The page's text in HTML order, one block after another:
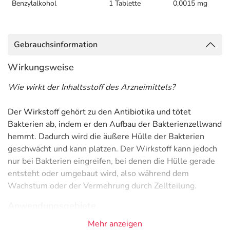
Benzylalkohol 1 Tablette 0,0015 mg
Gebrauchsinformation
Wirkungsweise
Wie wirkt der Inhaltsstoff des Arzneimittels?
Der Wirkstoff gehört zu den Antibiotika und tötet
Bakterien ab, indem er den Aufbau der Bakterienzellwand
hemmt. Dadurch wird die äußere Hülle der Bakterien
geschwächt und kann platzen. Der Wirkstoff kann jedoch
nur bei Bakterien eingreifen, bei denen die Hülle gerade
entsteht oder umgebaut wird, also während dem
Wachstum oder der Vermehrung durch Zellteilung.
- Nasennebenhöhlenentzündung (Sinusitis)
Mehr anzeigen